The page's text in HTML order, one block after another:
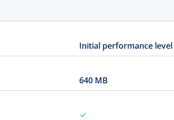
Initial performance level
640 MB